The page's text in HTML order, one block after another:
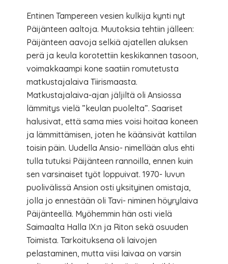
Entinen Tampereen vesien kulkija kynti nyt
Päijänteen aaltoja. Muutoksia tehtiin jälleen:
Päijänteen aavoja selkiä ajatellen aluksen
perä ja keula korotettiin keskikannen tasoon,
voimakkaampi kone saatiin romutetusta
matkustajalaiva Tiirismaasta.
Matkustajalaiva-ajan jäljiltä oli Ansiossa
lämmitys vielä ”keulan puolelta”. Saariset
halusivat, että sama mies voisi hoitaa koneen
ja lämmittämisen, joten he käänsivät kattilan
toisin päin. Uudella Ansio- nimellään alus ehti
tulla tutuksi Päijänteen rannoilla, ennen kuin
sen varsinaiset työt loppuivat. 1970- luvun
puolivälissä Ansion osti yksityinen omistaja,
jolla jo ennestään oli Tavi- niminen höyrylaiva
Päijänteellä. Myöhemmin hän osti vielä
Saimaalta Halla IX:n ja Riton sekä osuuden
Toimista. Tarkoituksena oli laivojen
pelastaminen, mutta viisi laivaa on varsin